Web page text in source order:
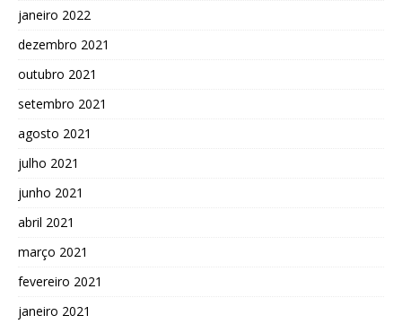
janeiro 2022
dezembro 2021
outubro 2021
setembro 2021
agosto 2021
julho 2021
junho 2021
abril 2021
março 2021
fevereiro 2021
janeiro 2021